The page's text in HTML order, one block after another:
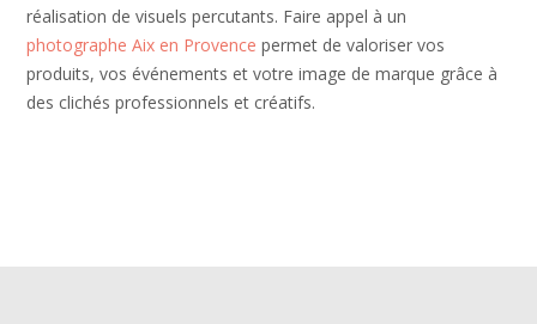
réalisation de visuels percutants. Faire appel à un
photographe Aix en Provence permet de valoriser vos
produits, vos événements et votre image de marque grâce à
des clichés professionnels et créatifs.